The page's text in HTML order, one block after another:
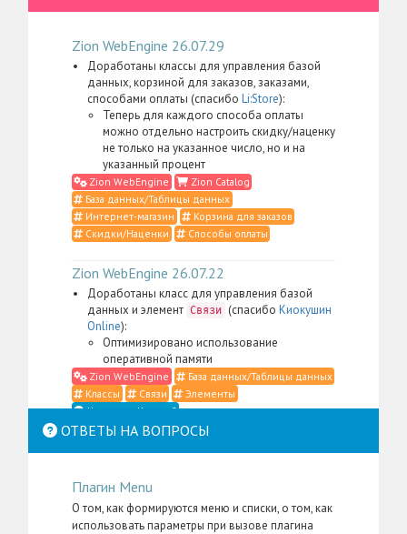
Zion WebEngine 26.07.29
Доработаны классы для управления базой
данных, корзиной для заказов, заказами,
способами оплаты (спасибо Li:Store):
Теперь для каждого способа оплаты
можно отдельно настроить скидку/наценку
не только на указанное число, но и на
указанный процент
Zion WebEngine
Zion Catalog
База данных/Таблицы данных
Интернет-магазин
Корзина для заказов
Скидки/Наценки
Способы оплаты
Zion WebEngine 26.07.22
Доработаны класс для управления базой
данных и элемент Связи (спасибо Киокушин
Online):
Оптимизировано использование
оперативной памяти
Zion WebEngine
База данных/Таблицы данных
Классы
Связи
Элементы
Что такое Классы?
Zion WebEngine 26.07.21
контентом, элемент
меню администратора для пакета Zion
, а также административные
ОТВЕТЫ НА ВОПРОСЫ
Плагин Menu
О том, как формируются меню и списки, о том, как
использовать параметры при вызове плагина